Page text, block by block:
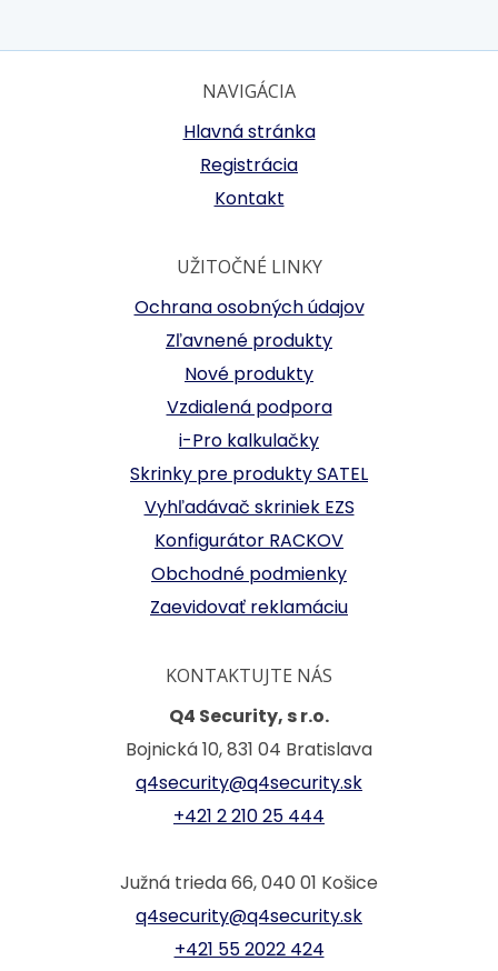
NAVIGÁCIA
Hlavná stránka
Registrácia
Kontakt
UŽITOČNÉ LINKY
Ochrana osobných údajov
Zľavnené produkty
Nové produkty
Vzdialená podpora
i-Pro kalkulačky
Skrinky pre produkty SATEL
Vyhľadávač skriniek EZS
Konfigurátor RACKOV
Obchodné podmienky
Zaevidovať reklamáciu
KONTAKTUJTE NÁS
Q4 Security, s r.o.
Bojnická 10, 831 04 Bratislava
q4security@q4security.sk
+421 2 210 25 444
Južná trieda 66, 040 01 Košice
q4security@q4security.sk
+421 55 2022 424